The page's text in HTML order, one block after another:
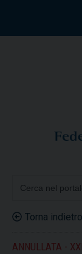
Torna indietro
ANNULLATA -